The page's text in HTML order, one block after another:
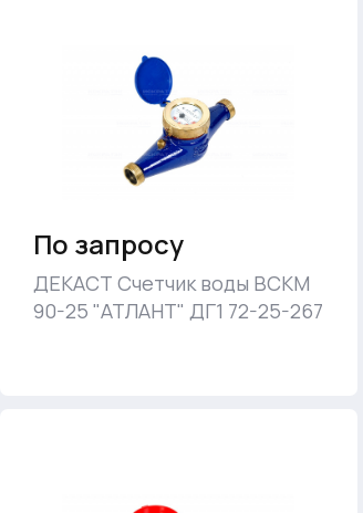
По запросу
ДЕКАСТ Счетчик воды ВСКМ
90-25 "АТЛАНТ" ДГ1 72-25-267